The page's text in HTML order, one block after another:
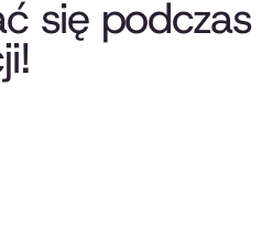
się podczas